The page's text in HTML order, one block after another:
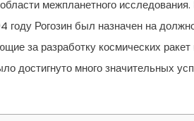
межпланетного
году Рогозин был назначен на
за разработку космических
достигнуто много значительных